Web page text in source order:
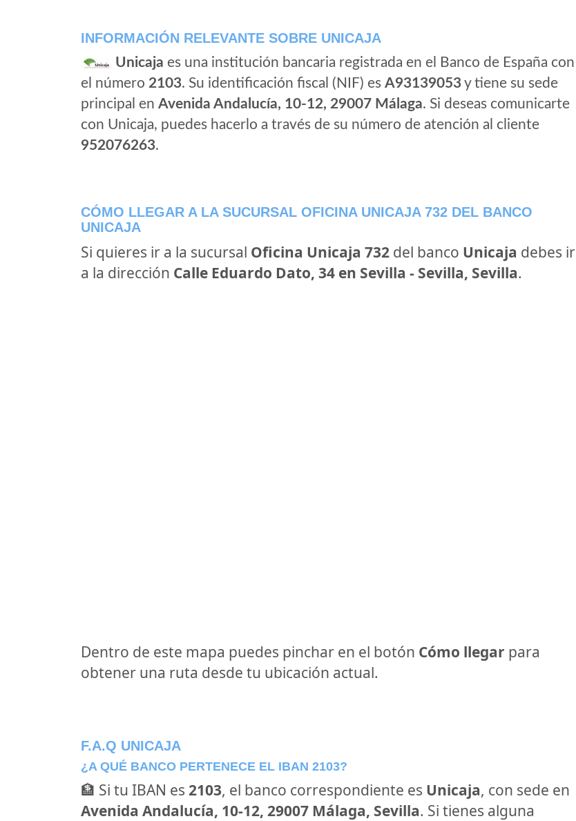
INFORMACIÓN RELEVANTE SOBRE UNICAJA
Unicaja es una institución bancaria registrada en el Banco de España con
el número 2103. Su identificación fiscal (NIF) es A93139053y tiene su sede
principal en Avenida Andalucía, 10-12, 29007 Málaga. Si deseas comunicarte
con Unicaja, puedes hacerlo a través de su número de atención al cliente
952076263.
CÓMO LLEGAR A LA SUCURSAL OFICINA UNICAJA 732 DEL BANCO
UNICAJA
Si quieres ir a la sucursal Oficina Unicaja 732 del banco Unicaja debes ir
a la dirección Calle Eduardo Dato, 34 en Sevilla - Sevilla, Sevilla.
Dentro de este mapa puedes pinchar en el botón Cómo llegar para
obtener una ruta desde tu ubicación actual.
F.A.Q UNICAJA
¿A QUÉ BANCO PERTENECE EL IBAN 2103?
🏦 Si tu IBAN es 2103, el banco correspondiente es Unicaja, con sede en
Avenida Andalucía, 10-12, 29007 Málaga, Sevilla. Si tienes alguna